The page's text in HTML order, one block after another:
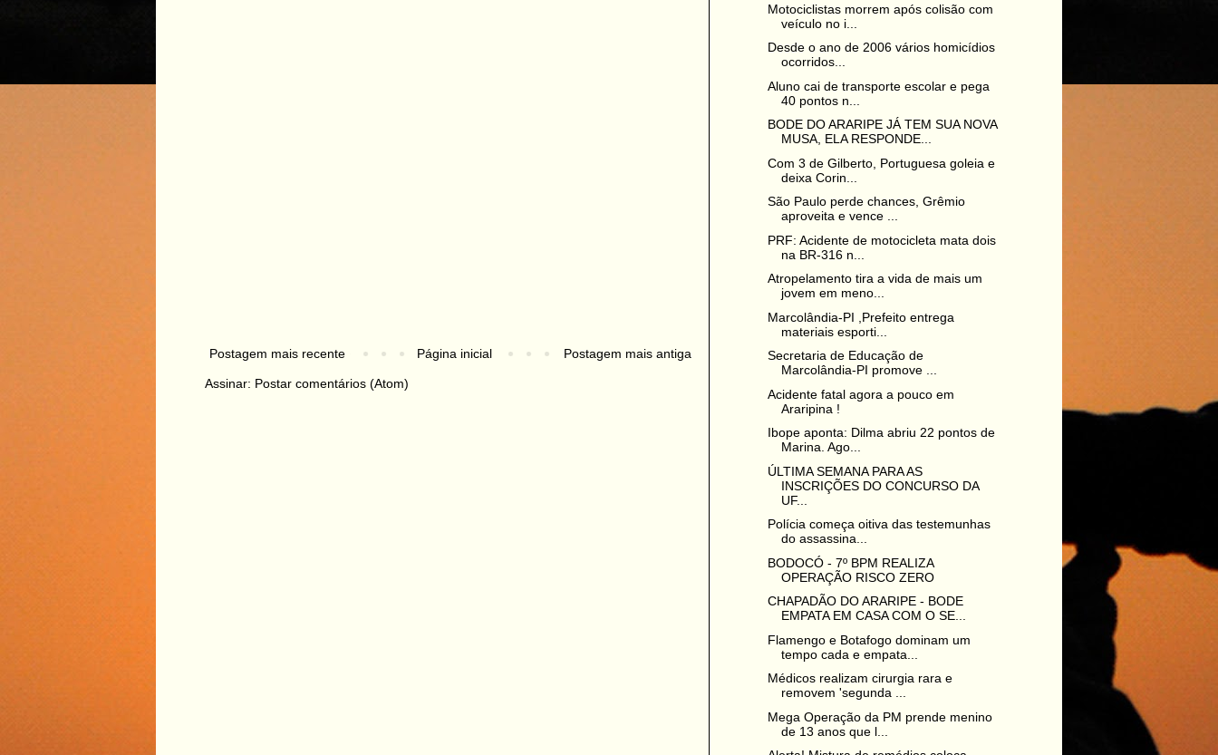
Postagem mais recente Postagem mais antiga
Página inicial
Assinar: Postar comentários (Atom)
Motociclistas morrem após colisão com
veículo no i...
Desde o ano de 2006 vários homicídios
ocorridos...
Aluno cai de transporte escolar e pega
40 pontos n...
BODE DO ARARIPE JÁ TEM SUA NOVA
MUSA, ELA RESPONDE...
Com 3 de Gilberto, Portuguesa goleia e
deixa Corin...
São Paulo perde chances, Grêmio
aproveita e vence ...
PRF: Acidente de motocicleta mata dois
na BR-316 n...
Atropelamento tira a vida de mais um
jovem em meno...
Marcolândia-PI ,Prefeito entrega
materiais esporti...
Secretaria de Educação de
Marcolândia-PI promove ...
Acidente fatal agora a pouco em
Araripina !
Ibope aponta: Dilma abriu 22 pontos de
Marina. Ago...
ÚLTIMA SEMANA PARA AS
INSCRIÇÕES DO CONCURSO DA
UF...
Polícia começa oitiva das testemunhas
do assassina...
BODOCÓ - 7º BPM REALIZA
OPERAÇÃO RISCO ZERO
CHAPADÃO DO ARARIPE - BODE
EMPATA EM CASA COM O SE...
Flamengo e Botafogo dominam um
tempo cada e empata...
Médicos realizam cirurgia rara e
removem 'segunda ...
Mega Operação da PM prende menino
de 13 anos que l...